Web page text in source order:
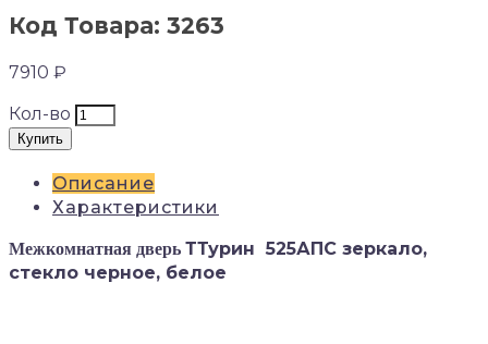
Код Товара: 3263
7910 ₽
Кол-во
Купить
Описание
Характеристики
Межкомнатная дверь ТТурин 525АПС зеркало,
стекло черное, белое